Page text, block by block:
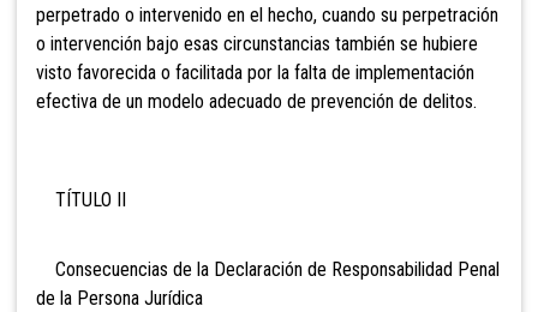
perpetrado o intervenido en el hecho, cuando su perpetración
o intervención bajo esas circunstancias también se hubiere
visto favorecida o facilitada por la falta de implementación
efectiva de un modelo adecuado de prevención de delitos.
TÍTULO II
Consecuencias de la Declaración de Responsabilidad Penal
de la Persona Jurídica